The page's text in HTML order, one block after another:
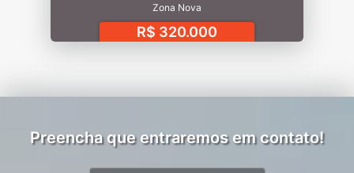
Zona Nova
R$ 320.000
Preencha que entraremos em contato!